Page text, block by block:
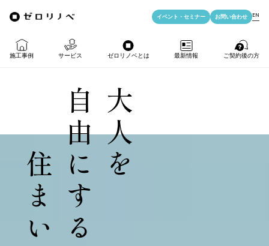
施工事例 サービス
物件購入＋リノベ
リノベのみ
物件購入
売却・住み替え
法人向けリノベ
ゼロリノベとは
ゼロリノベの特徴
ゼロリノベのひと
ゼロリノベの安心予算
満足度アンケート
最新情報
イベント・セミナー
よみもの
資料ダウンロード
よくある質問
ご契約後の方
LIFE PASSPORT
アフターサポート
イベント・ セミナー お問い合わせ EN
大人を
自由にする
住まい